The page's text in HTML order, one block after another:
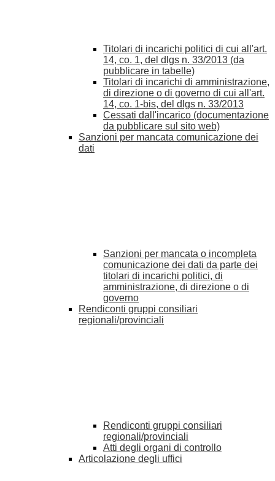
Titolari di incarichi politici di cui all'art.
14, co. 1, del dlgs n. 33/2013 (da
pubblicare in tabelle)
Titolari di incarichi di amministrazione,
di direzione o di governo di cui all'art.
14, co. 1-bis, del dlgs n. 33/2013
Cessati dall'incarico (documentazione
da pubblicare sul sito web)
Sanzioni per mancata comunicazione dei
dati
Sanzioni per mancata o incompleta
comunicazione dei dati da parte dei
titolari di incarichi politici, di
amministrazione, di direzione o di
governo
Rendiconti gruppi consiliari
regionali/provinciali
Rendiconti gruppi consiliari
regionali/provinciali
Atti degli organi di controllo
Articolazione degli uffici